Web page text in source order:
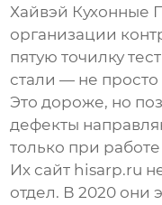
Хайвэй Кухонные
организации
пятую точилку
стали — не просто
Это дороже, но
дефекты
только при
Их сайт hisarp.ru
отдел. В 2020 они